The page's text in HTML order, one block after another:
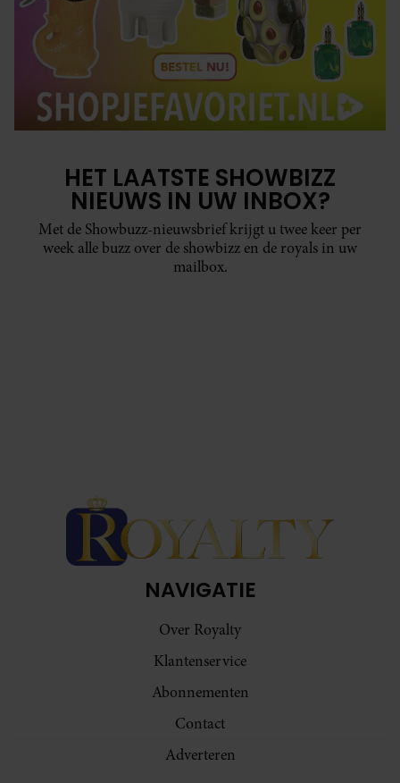
HET LAATSTE SHOWBIZZ
NIEUWS IN UW INBOX?
Met de Showbuzz-nieuwsbrief krijgt u twee keer per
week alle buzz over de showbizz en de royals in uw
mailbox.
NAVIGATIE
Over Royalty
Klantenservice
Abonnementen
Contact
Adverteren